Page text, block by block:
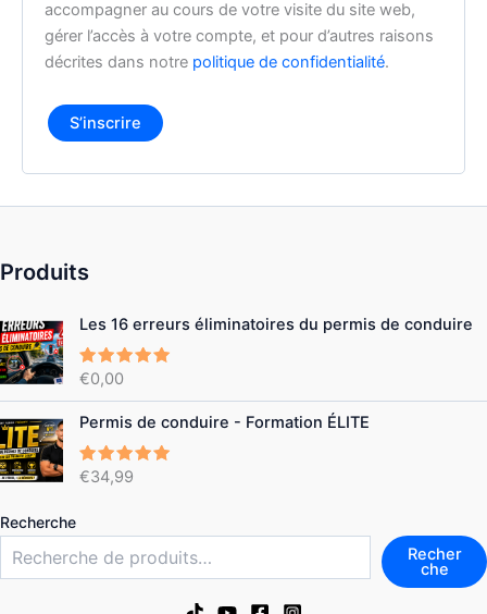
accompagner au cours de votre visite du site web,
gérer l’accès à votre compte, et pour d’autres raisons
décrites dans notre politique de confidentialité.
S’inscrire
Produits
Les 16 erreurs éliminatoires du permis de conduire
Note
sur 5
€0,00
Permis de conduire - Formation ÉLITE
Note4.86
sur 5
€34,99
Recherche
Recher
che